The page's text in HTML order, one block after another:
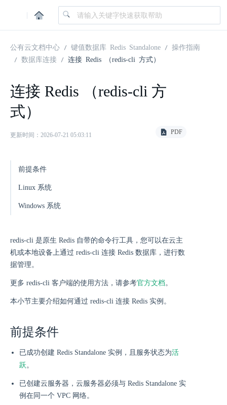
|
公有云文档中心 键值数据库 Redis Standalone
操作指南
数据库连接
连接 Redis （redis-cli 方式）
连接 Redis （redis-cli 方
式）
更新时间：2026-07-21 05:03:11 PDF
前提条件
Linux 系统
Windows 系统
redis-cli 是原生 Redis 自带的命令行工具，您可以在云主
机或本地设备上通过 redis-cli 连接 Redis 数据库，进行数
据管理。
更多 redis-cli 客户端的使用方法，请参考官方文档。
本小节主要介绍如何通过 redis-cli 连接 Redis 实例。
前提条件
已成功创建 Redis Standalone 实例，且服务状态为活
跃。
已创建云服务器，云服务器必须与 Redis Standalone 实
例在同一个 VPC 网络。